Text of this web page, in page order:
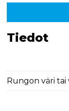
Tiedot
Rungon väri